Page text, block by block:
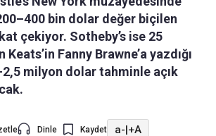
bin dolar değer biçilen
çekiyor. Sotheby’s ise 25
Keats’in Fanny Brawne’a yazdığı
milyon dolar tahminle açık
Dinle Kaydet a-|+A